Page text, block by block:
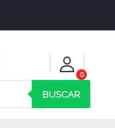
0
BUSCAR